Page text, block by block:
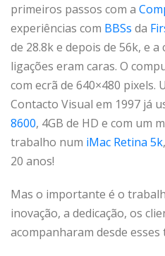
primeiros passos com a
experiências com BBSs da
de 28.8k e depois de 56k, e
ligações eram caras. O
com ecrã de 640×480 pixels.
Contacto Visual em 1997 já
8600, 4GB de HD e com um
trabalho num iMac Retina 5k
20 anos!
Mas o importante é o
inovação, a dedicação, os
acompanharam desde esses